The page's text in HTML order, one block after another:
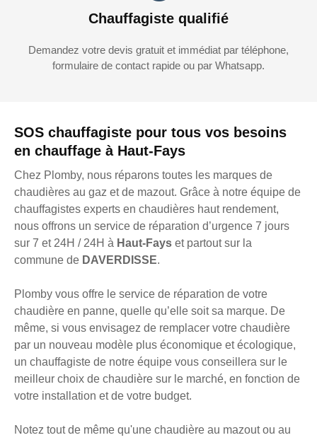
SOS chauffagiste pour tous vos besoins
en chauffage à Haut-Fays
Chez Plomby, nous réparons toutes les marques de
chaudières au gaz et de mazout. Grâce à notre équipe de
chauffagistes experts en chaudières haut rendement,
nous offrons un service de réparation d’urgence 7 jours
sur 7 et 24H / 24H à Haut-Fays et partout sur la
commune de DAVERDISSE.
Plomby vous offre le service de réparation de votre
chaudière en panne, quelle qu’elle soit sa marque. De
même, si vous envisagez de remplacer votre chaudière
par un nouveau modèle plus économique et écologique,
un chauffagiste de notre équipe vous conseillera sur le
meilleur choix de chaudière sur le marché, en fonction de
votre installation et de votre budget.
Notez tout de même qu'une chaudière au mazout ou au
Chauffagiste qualifié
Demandez votre devis gratuit et immédiat par téléphone,
formulaire de contact rapide ou par Whatsapp.